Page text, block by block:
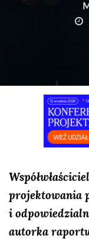
projektowania
i
autorka